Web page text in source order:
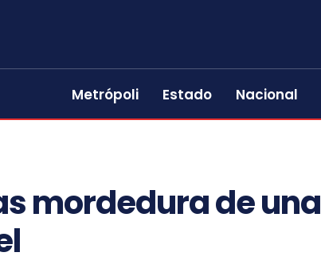
Metrópoli Estado Nacional
mordedura de una